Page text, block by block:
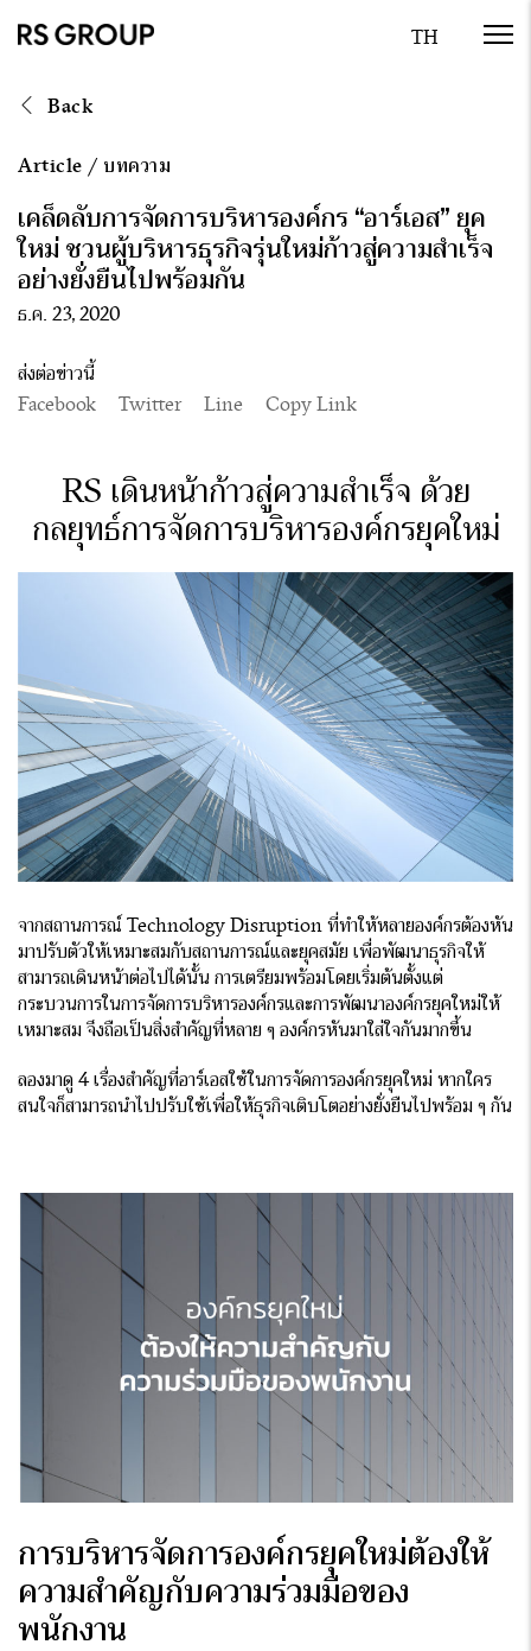
Back
Article / บทความ
เคล็ดลับการจัดการบริหารองค์กร “อาร์เอส” ยุค
ใหม่ ชวนผู้บริหารธุรกิจรุ่นใหม่ก้าวสู่ความสำเร็จ
อย่างยั่งยืนไปพร้อมกัน
ธ.ค. 23, 2020
ส่งต่อข่าวนี้
Facebook
Twitter Line Copy Link
RS เดินหน้าก้าวสู่ความสำเร็จ ด้วย
กลยุทธ์การจัดการบริหารองค์กรยุคใหม่
จากสถานการณ์ Technology Disruption ที่ทำให้หลายองค์กรต้องหัน
มาปรับตัวให้เหมาะสมกับสถานการณ์และยุคสมัย เพื่อพัฒนาธุรกิจให้
สามารถเดินหน้าต่อไปได้นั้น การเตรียมพร้อมโดยเริ่มต้นตั้งแต่
กระบวนการในการจัดการบริหารองค์กรและการพัฒนาองค์กรยุคใหม่ให้
เหมาะสม จึงถือเป็นสิ่งสำคัญที่หลาย ๆ องค์กรหันมาใส่ใจกันมากขึ้น
ลองมาดู 4 เรื่องสำคัญที่อาร์เอสใช้ในการจัดการองค์กรยุคใหม่ หากใคร
สนใจก็สามารถนำไปปรับใช้เพื่อให้ธุรกิจเติบโตอย่างยั่งยืนไปพร้อม ๆ กัน
การบริหารจัดการองค์กรยุคใหม่ต้องให้
ความสำคัญกับความร่วมมือของ
พนักงาน